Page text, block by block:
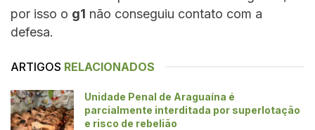
por isso o g1 não conseguiu contato com a
defesa.
ARTIGOS RELACIONADOS
Unidade Penal de Araguaína é
parcialmente interditada por superlotação
e risco de rebelião